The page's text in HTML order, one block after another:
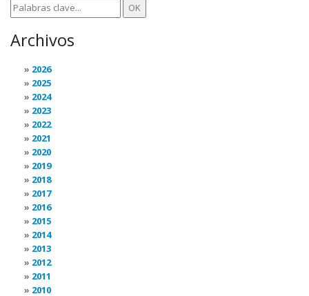
Archivos
2026
2025
2024
2023
2022
2021
2020
2019
2018
2017
2016
2015
2014
2013
2012
2011
2010